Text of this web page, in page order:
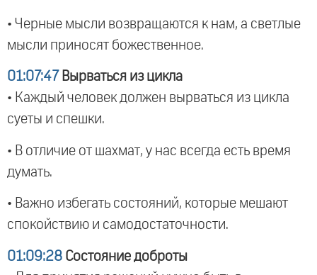
• Черные мысли возвращаются к нам, а светлые
мысли приносят божественное.
01:07:47 Вырваться из цикла
• Каждый человек должен вырваться из цикла
суеты и спешки.
• В отличие от шахмат, у нас всегда есть время
думать.
• Важно избегать состояний, которые мешают
спокойствию и самодостаточности.
01:09:28 Состояние доброты